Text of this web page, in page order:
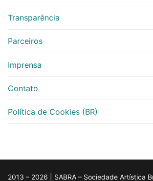
Transparência
Parceiros
Imprensa
Contato
Política de Cookies (BR)
2013 – 2026 | SABRA – Sociedade Artística